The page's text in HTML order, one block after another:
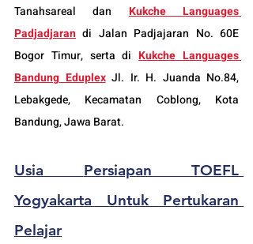
Tanahsareal dan
Kukche Languages
Padjadjaran di Jalan Padjajaran No. 60E
Bogor Timur, serta di Kukche Languages
Bandung Eduplex Jl. Ir. H. Juanda No.84,
Lebakgede, Kecamatan Coblong, Kota
Bandung, Jawa Barat.
Usia Persiapan TOEFL
Yogyakarta Untuk Pertukaran
Pelajar